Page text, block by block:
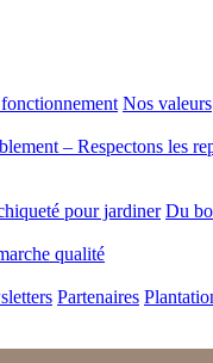
Nos valeurs
– Respectons les
pour jardiner Du
qualité
Partenaires